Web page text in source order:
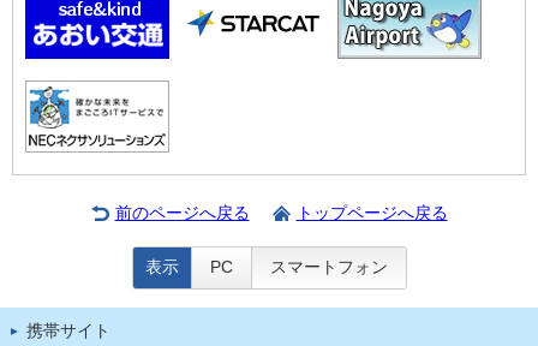
前のページへ戻る トップページへ戻る
表示 PC スマートフォン
携帯サイト